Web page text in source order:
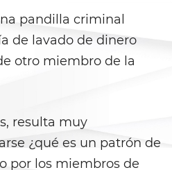
36
para la Venta
La Compensación a
pandilla criminal
de lavado de dinero
otro miembro de la
resulta muy
¿qué es un patrón de
por los miembros de